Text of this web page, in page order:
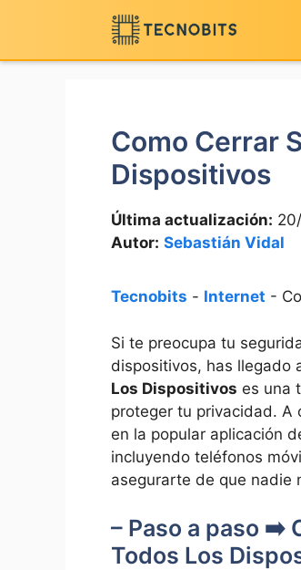
contenido
Como Cerrar
Dispositivos
Última actualización:
Autor: Sebastián Vidal
Tecnobits - Internet -
Si te preocupa tu
dispositivos, has llegado
Los Dispositivos es una
proteger tu privacidad. A
en la popular aplicación
incluyendo teléfonos
asegurarte de que nadie
– Paso a paso ➡️
Todos Los